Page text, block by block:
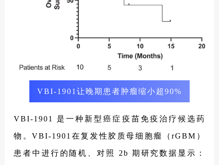
VBI-1901让晚期患者肿瘤缩小超90%
VBI-1901 是一种新型癌症疫苗免疫治疗候选药
物。VBI-1901在复发性胶质母细胞瘤（rGBM）
患者中进行的随机、对照 2b 期研究数据显示：